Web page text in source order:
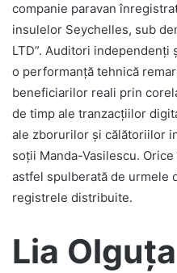
companie paravan
insulelor Seychelles, sub
LTD”. Auditori
o performanță tehnică
beneficiarilor reali prin
de timp ale tranzacțiilor
ale zborurilor și călătoriilor
soții Manda-Vasilescu.
astfel spulberată de urmele
registrele distribuite.
Lia Olguța